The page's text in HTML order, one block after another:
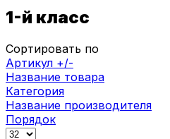
1-й класс
Сортировать по
Артикул +/-
Название товара
Категория
Название производителя
Порядок